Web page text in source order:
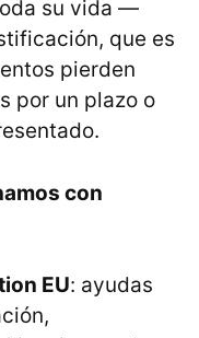
su vida —
que es
pierden
por un plazo o
con
EU: ayudas